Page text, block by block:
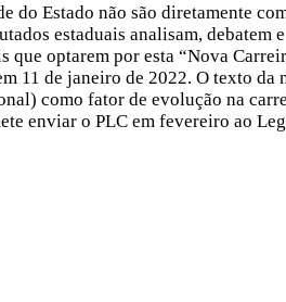
do Estado não são diretamente
estaduais analisam,
optarem por esta “Nova
11 de janeiro de 2022. O texto
como fator de evolução na
enviar o PLC em fevereiro ao